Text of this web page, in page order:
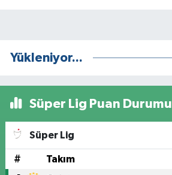
Yükleniyor...
Süper Lig Puan Durumu
Süper Lig
# Takım